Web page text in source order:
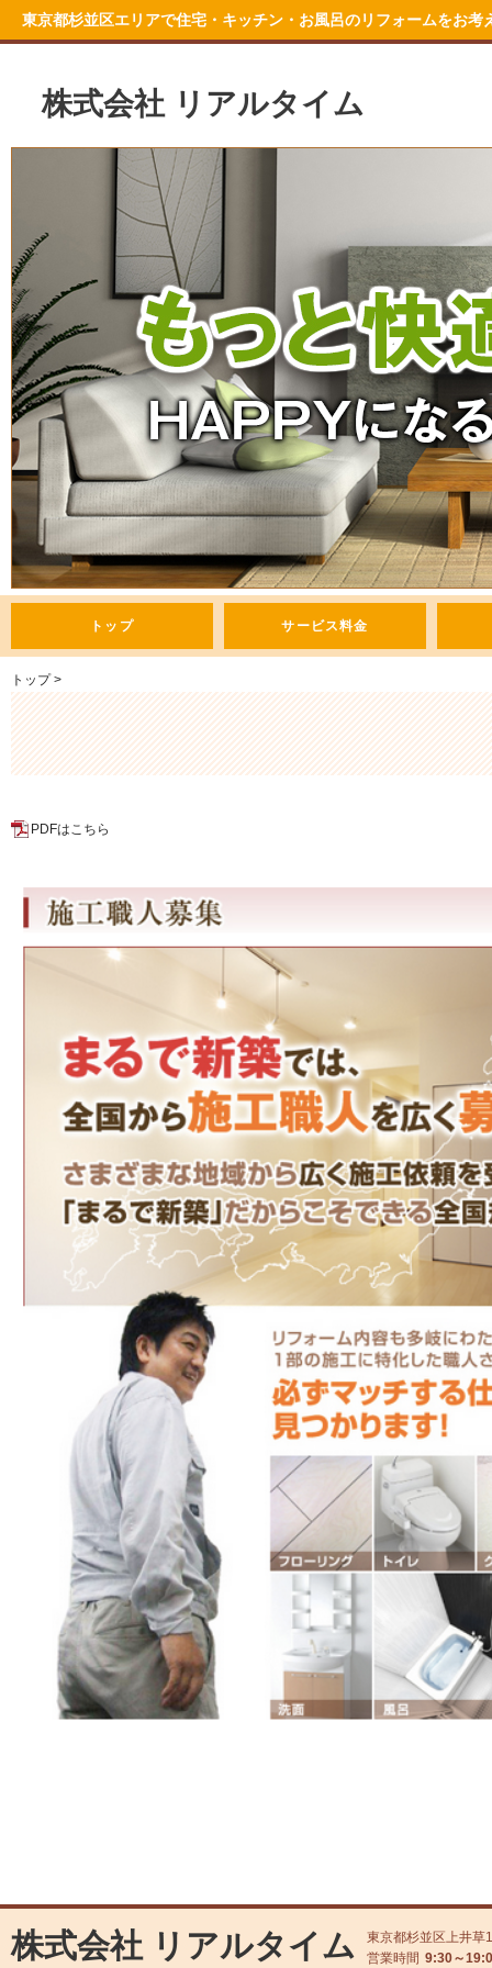
株式会社 リアルタイム
東京都杉並区エリアで住宅・キッチン・お風呂のリフォームをお
トップ サービス料金
PDFはこちら
トップ>
株式会社 リアルタイム
東京都杉並区上井草
営業時間 9:30～